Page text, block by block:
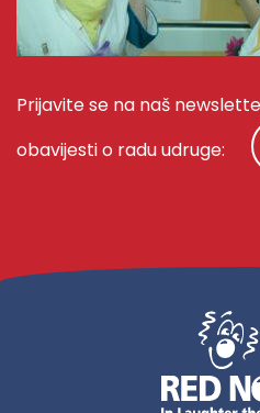
Prijavite se na naš
obavijesti o radu udruge: